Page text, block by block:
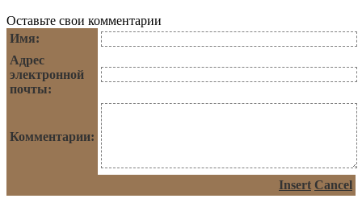
Оставьте свои комментарии
Имя:
Адрес
электронной
почты:
Комментарии:
Insert Cancel